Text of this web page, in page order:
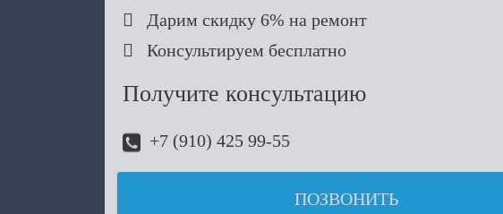
 Дарим скидку 6% на ремонт
 Консультируем бесплатно
Получите консультацию
+7 (910) 425 99-55
ПОЗВОНИТЬ